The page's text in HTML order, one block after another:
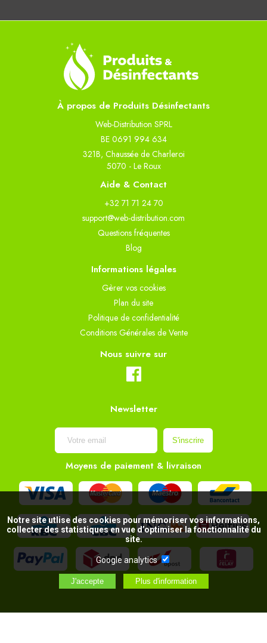
À propos de Produits Désinfectants
Web-Distribution SPRL
BE 0691 994 634
321B, Chaussée de Charleroi
5070 - Le Roux
Aide & Contact
+32 71 71 24 70
support@web-distribution.com
Questions fréquentes
Blog
Informations légales
Gèrer vos cookies
Plan du site
Politique de confidentialité
Conditions Générales de Vente
Nous suivre sur
Newsletter
Moyens de paiement & livraison
Notre site utlise des cookies pour mémoriser vos informations,
collecter des statistiques en vue d’optimiser la fonctionnalité du
site.
Google analytics